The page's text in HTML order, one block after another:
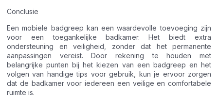
Conclusie
Een mobiele badgreep kan een waardevolle toevoeging zijn
voor een toegankelijke badkamer. Het biedt extra
ondersteuning en veiligheid, zonder dat het permanente
aanpassingen vereist. Door rekening te houden met
belangrijke punten bij het kiezen van een badgreep en het
volgen van handige tips voor gebruik, kun je ervoor zorgen
dat de badkamer voor iedereen een veilige en comfortabele
ruimte is.